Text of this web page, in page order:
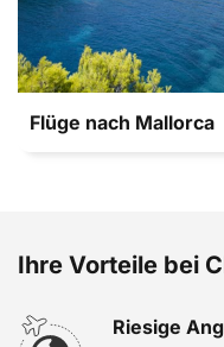
Flüge nach Mallorca
Ihre Vorteile bei
Riesige